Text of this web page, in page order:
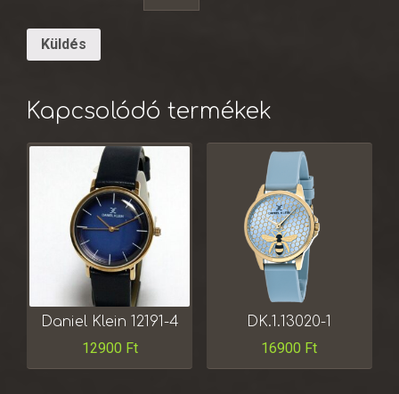
Kapcsolódó termékek
Daniel Klein 12191-4
12900 Ft
DK.1.13020-1
16900 Ft